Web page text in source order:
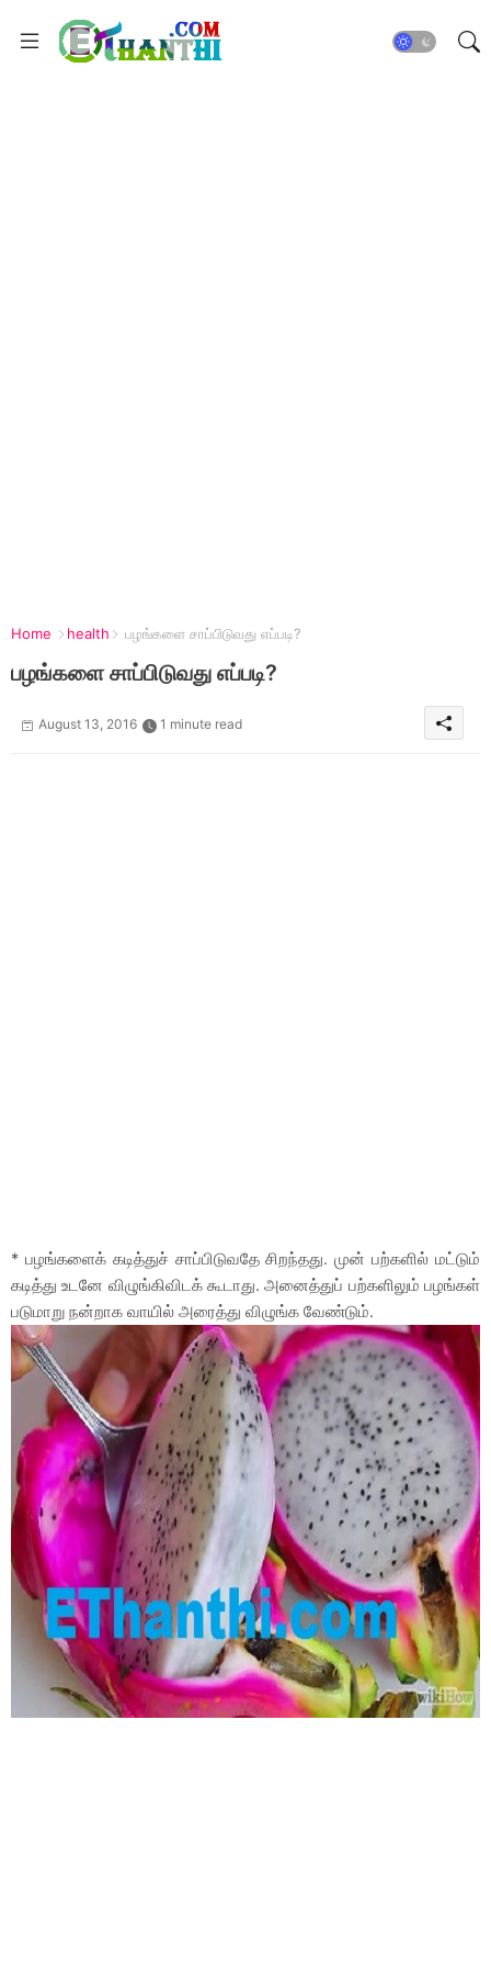
Home health பழங்களை சாப்பிடுவது எப்படி?
பழங்களை சாப்பிடுவது எப்படி?
August 13, 2016 1 minute read
* பழங்களைக் கடித்துச் சாப்பிடுவதே சிறந்தது. முன் பற்களில் மட்டும்
கடித்து உடனே விழுங்கிவிடக் கூடாது. அனைத்துப் பற்களிலும் பழங்கள்
படுமாறு நன்றாக வாயில் அரைத்து விழுங்க வேண்டும்.